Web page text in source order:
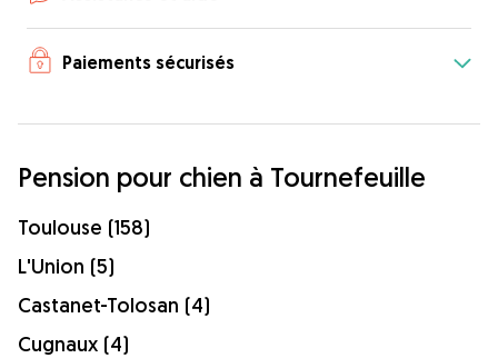
Paiements sécurisés
Pension pour chien à Tournefeuille
Toulouse (158)
L'Union (5)
Castanet-Tolosan (4)
Cugnaux (4)